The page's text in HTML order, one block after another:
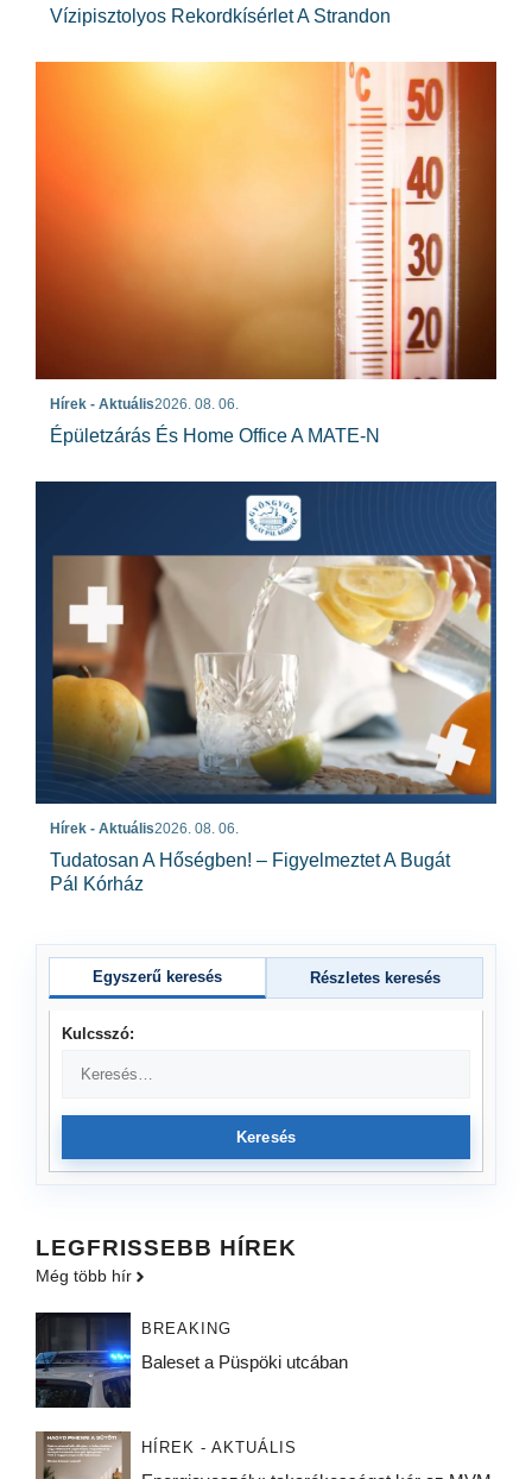
Vízipisztolyos Rekordkísérlet A Strandon
Hírek - Aktuális2026. 08. 06.
Épületzárás És Home Office A MATE-N
Hírek - Aktuális2026. 08. 06.
Tudatosan A Hőségben! – Figyelmeztet A Bugát
Pál Kórház
Egyszerű keresés Részletes keresés
Kulcsszó:
Keresés
LEGFRISSEBB HÍREK
Még több hír
BREAKING
Baleset a Püspöki utcában
HÍREK - AKTUÁLIS